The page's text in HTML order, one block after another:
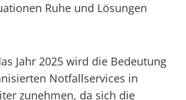
Ruhe und Lösungen
Jahr 2025 wird die Bedeutung
Notfallservices in
zunehmen, da sich die